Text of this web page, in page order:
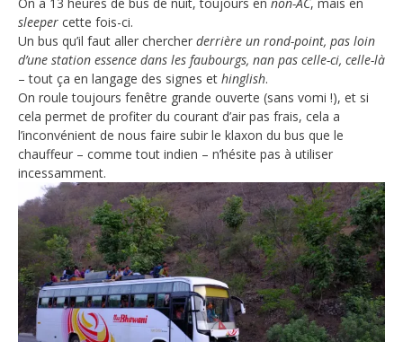
sleeper cette fois-ci.
Un bus qu’il faut aller chercher derrière un rond-point, pas loin
d’une station essence dans les faubourgs, nan pas celle-ci, celle-là
– tout ça en langage des signes et hinglish.
On roule toujours fenêtre grande ouverte (sans vomi !), et si
cela permet de profiter du courant d’air pas frais, cela a
l’inconvénient de nous faire subir le klaxon du bus que le
chauffeur – comme tout indien – n’hésite pas à utiliser
incessamment.